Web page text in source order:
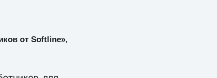
от Softline»,